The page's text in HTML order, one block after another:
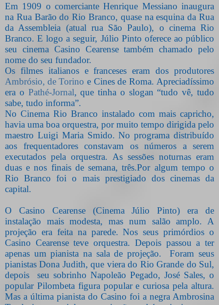
Em 1909 o comerciante Henrique Messiano inaugura
na Rua Barão do Rio Branco, quase na esquina da Rua
da Assembleia (atual rua São Paulo), o cinema Rio
Branco. E logo a seguir, Júlio Pinto oferece ao público
seu cinema Casino Cearense também chamado pelo
nome do seu fundador.
Os filmes italianos e franceses eram dos produtores
Ambrósio, de Torino e Cines de Roma. Apreciadíssimo
era o Pathé-Jornal, que tinha o slogan “tudo vê, tudo
sabe, tudo informa”.
No Cinema Rio Branco instalado com mais capricho,
havia uma boa orquestra, por muito tempo dirigida pelo
maestro Luigi Maria Smido. No programa distribuído
aos frequentadores constavam os números a serem
executados pela orquestra. As sessões noturnas eram
duas e nos finais de semana, três.Por algum tempo o
Rio Branco foi o mais prestigiado dos cinemas da
capital.
O Casino Cearense (Cinema Júlio Pinto) era de
instalação mais modesta, mas num salão amplo. A
projeção era feita na parede. Nos seus primórdios o
Casino Cearense teve orquestra. Depois passou a ter
apenas um pianista na sala de projeção.
Foram seus
pianistas Dona Judith, que viera do Rio Grande do Sul,
depois
seu sobrinho Napoleão Pegado, José Sales, o
popular Pilombeta figura popular e curiosa pela altura.
Mas a última pianista do Casino foi a negra Ambrosina